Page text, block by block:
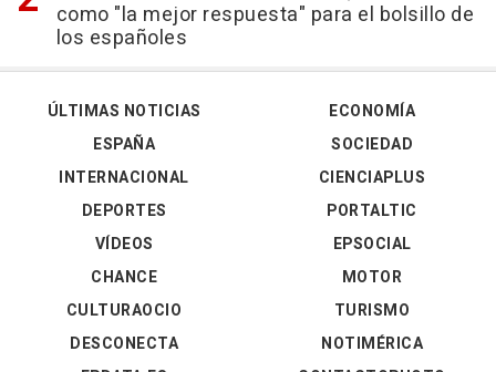
como "la mejor respuesta" para el bolsillo de
los españoles
ÚLTIMAS NOTICIAS
ESPAÑA
INTERNACIONAL
DEPORTES
VÍDEOS
ECONOMÍA
SOCIEDAD
CIENCIAPLUS
PORTALTIC
EPSOCIAL
CHANCE
CULTURAOCIO
DESCONECTA
MOTOR
TURISMO
NOTIMÉRICA